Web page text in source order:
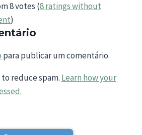
8 votes (8 ratings without
)
para publicar um comentário.
reduce spam. Learn how your